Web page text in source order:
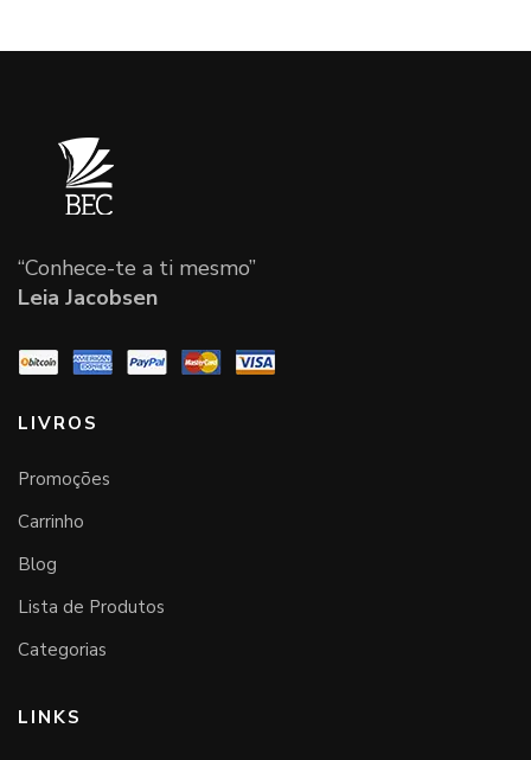
Teoria literário
“Conhece-te a ti mesmo”
Leia Jacobsen
LIVROS
Promoções
Carrinho
Blog
Lista de Produtos
Categorias
LINKS